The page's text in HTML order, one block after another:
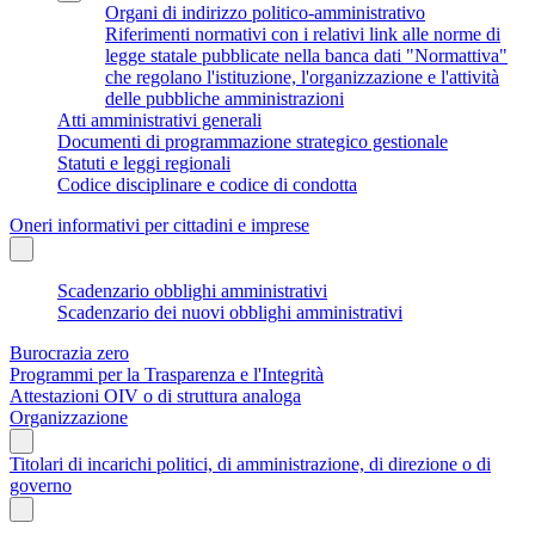
Organi di indirizzo politico-amministrativo
Riferimenti normativi con i relativi link alle norme di
legge statale pubblicate nella banca dati "Normattiva"
che regolano l'istituzione, l'organizzazione e l'attività
delle pubbliche amministrazioni
Atti amministrativi generali
Documenti di programmazione strategico gestionale
Statuti e leggi regionali
Codice disciplinare e codice di condotta
Oneri informativi per cittadini e imprese
Scadenzario obblighi amministrativi
Scadenzario dei nuovi obblighi amministrativi
Burocrazia zero
Programmi per la Trasparenza e l'Integrità
Attestazioni OIV o di struttura analoga
Organizzazione
Titolari di incarichi politici, di amministrazione, di direzione o di
governo